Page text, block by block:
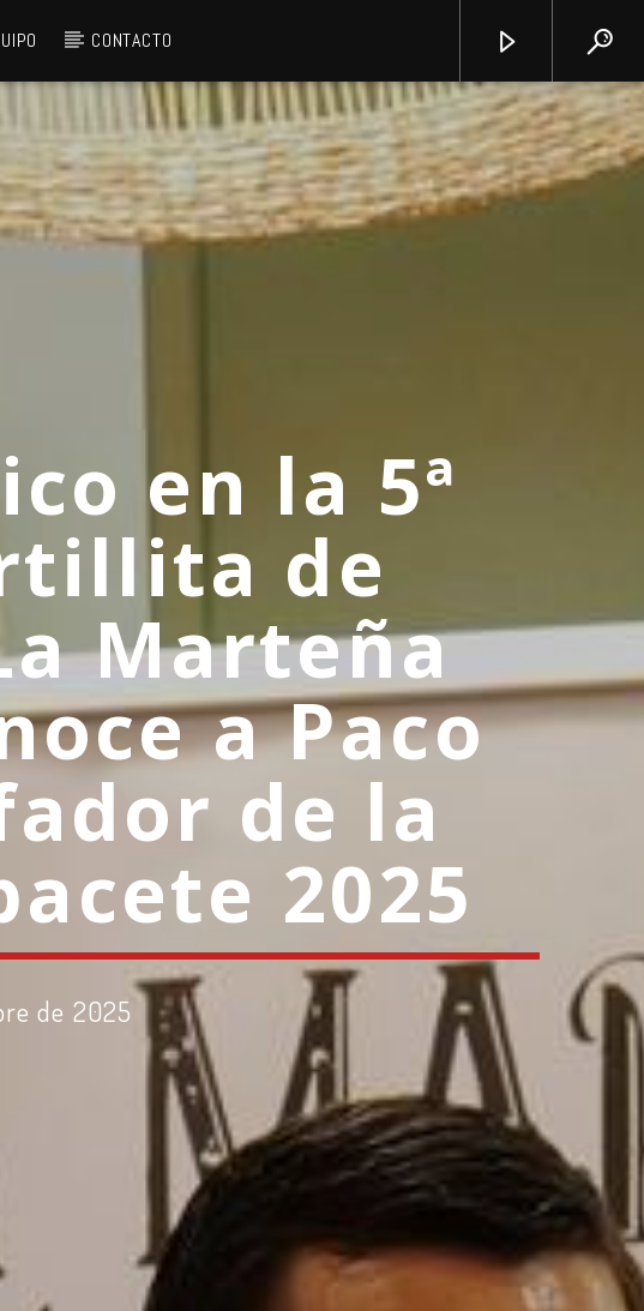
CONTACTO
en la 5ª
de
Marteña
a Paco
de la
2025
de 2025